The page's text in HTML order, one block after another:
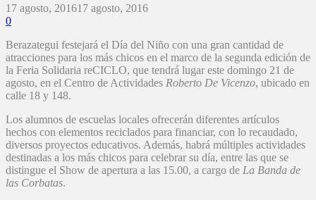
17 agosto, 201617 agosto, 2016
0
Berazategui festejará el Día del Niño con una gran cantidad de
atracciones para los más chicos en el marco de la segunda edición de
la Feria Solidaria reCICLO, que tendrá lugar este domingo 21 de
agosto, en el Centro de Actividades Roberto De Vicenzo, ubicado en
calle 18 y 148.
Los alumnos de escuelas locales ofrecerán diferentes artículos
hechos con elementos reciclados para financiar, con lo recaudado,
diversos proyectos educativos. Además, habrá múltiples actividades
destinadas a los más chicos para celebrar su día, entre las que se
distingue el Show de apertura a las 15.00, a cargo de La Banda de
las Corbatas.